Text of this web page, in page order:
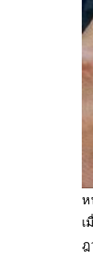
ห
เ
ฎ